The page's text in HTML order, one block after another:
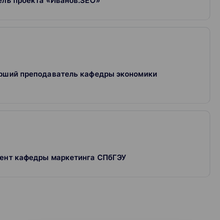
преподаватель кафедры экономики
кафедры маркетинга СПбГЭУ